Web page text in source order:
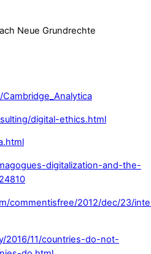
digital-ethics.html
digitalization-and-the-
commentisfree/2012/dec/23/
2016/11/countries-do-not-